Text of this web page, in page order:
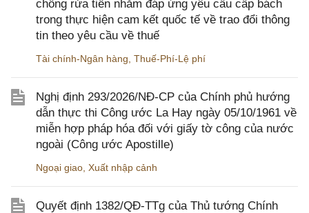
chống rửa tiền nhằm đáp ứng yêu cầu cấp bách
trong thực hiện cam kết quốc tế về trao đổi thông
tin theo yêu cầu về thuế
Tài chính-Ngân hàng Thuế-Phí-Lệ phí
Nghị định 293/2026/NĐ-CP của Chính phủ hướng
dẫn thực thi Công ước La Hay ngày 05/10/1961 về
miễn hợp pháp hóa đối với giấy tờ công của nước
ngoài (Công ước Apostille)
Ngoại giao Xuất nhập cảnh
Quyết định 1382/QĐ-TTg của Thủ tướng Chính